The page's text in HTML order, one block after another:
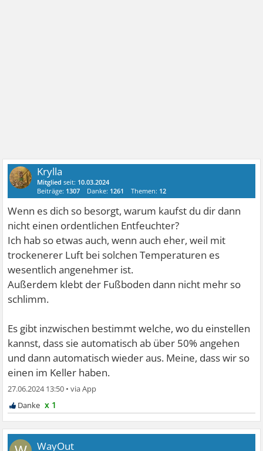
Krylla
Mitglied seit: 10.03.2024
Beiträge: 1307 Danke: 1261 Themen: 12
Wenn es dich so besorgt, warum kaufst du dir dann
nicht einen ordentlichen Entfeuchter?
Ich hab so etwas auch, wenn auch eher, weil mit
trockenerer Luft bei solchen Temperaturen es
wesentlich angenehmer ist.
Außerdem klebt der Fußboden dann nicht mehr so
schlimm.
Es gibt inzwischen bestimmt welche, wo du einstellen
kannst, dass sie automatisch ab über 50% angehen
und dann automatisch wieder aus. Meine, dass wir so
einen im Keller haben.
27.06.2024 13:50 •
x 1
WayOut